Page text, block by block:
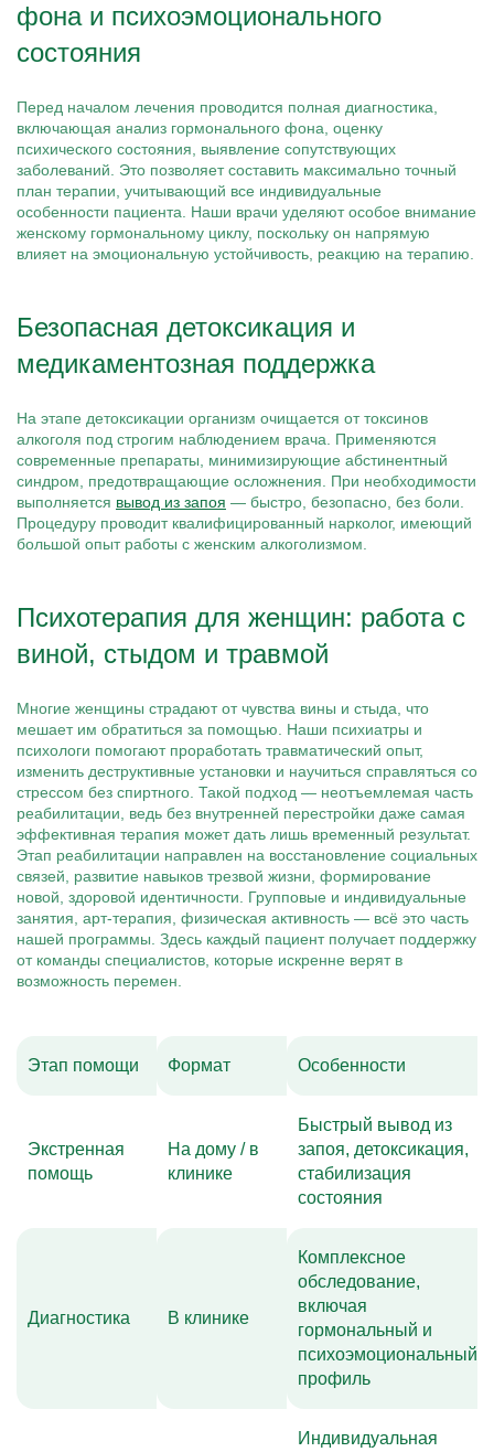
фона и психоэмоционального
состояния
Перед началом лечения проводится полная диагностика,
включающая анализ гормонального фона, оценку
психического состояния, выявление сопутствующих
заболеваний. Это позволяет составить максимально точный
план терапии, учитывающий все индивидуальные
особенности пациента. Наши врачи уделяют особое внимание
женскому гормональному циклу, поскольку он напрямую
влияет на эмоциональную устойчивость, реакцию на терапию.
Безопасная детоксикация и
медикаментозная поддержка
На этапе детоксикации организм очищается от токсинов
алкоголя под строгим наблюдением врача. Применяются
современные препараты, минимизирующие абстинентный
синдром, предотвращающие осложнения. При необходимости
выполняется вывод из запоя — быстро, безопасно, без боли.
Процедуру проводит квалифицированный нарколог, имеющий
большой опыт работы с женским алкоголизмом.
Психотерапия для женщин: работа с
виной, стыдом и травмой
Многие женщины страдают от чувства вины и стыда, что
мешает им обратиться за помощью. Наши психиатры и
психологи помогают проработать травматический опыт,
изменить деструктивные установки и научиться справляться со
стрессом без спиртного. Такой подход — неотъемлемая часть
реабилитации, ведь без внутренней перестройки даже самая
эффективная терапия может дать лишь временный результат.
Этап реабилитации направлен на восстановление социальных
связей, развитие навыков трезвой жизни, формирование
новой, здоровой идентичности. Групповые и индивидуальные
занятия, арт-терапия, физическая активность — всё это часть
нашей программы. Здесь каждый пациент получает поддержку
от команды специалистов, которые искренне верят в
возможность перемен.
Этап помощи Формат Особенности
Экстренная
помощь
На дому / в
клинике
Быстрый вывод из
запоя, детоксикация,
стабилизация
состояния
Диагностика В клинике
Комплексное
обследование,
включая
гормональный и
психоэмоциональный
профиль
Индивидуальная